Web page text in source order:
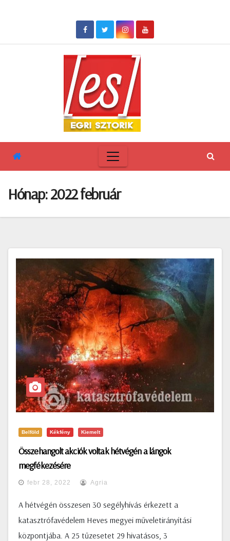
Hónap:2022 február
Belföld Kékfény Kiemelt
Összehangolt akciók voltak hétvégén a lángok
megfékezésére
febr 28, 2022 Agria
A hétvégén összesen 30 segélyhívás érkezett a
katasztrófavédelem Heves megyei műveletirányítási
központjába. A 25 tűzesetet 29 hivatásos, 3